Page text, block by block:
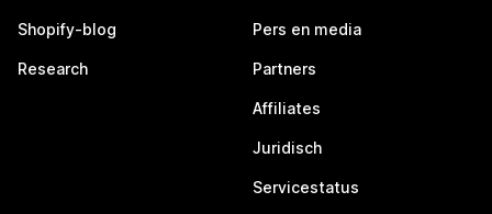
Shopify-blog
Research
Pers en media
Partners
Affiliates
Juridisch
Servicestatus